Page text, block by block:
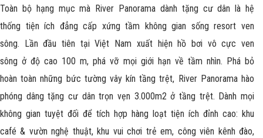
Toàn bộ hạng mục mà River Panorama dành tặng cư dân là hệ
thống tiện ích đẳng cấp xứng tầm không gian sống resort ven
sông. Lần đầu tiên tại Việt Nam xuất hiện hồ bơi vô cực ven
sông ở độ cao 100 m, phá vỡ mọi giới hạn về tầm nhìn. Phá bỏ
hoàn toàn những bức tường vây kín tầng trệt, River Panorama hào
phóng dâng tặng cư dân trọn vẹn 3.000m2 ở tầng trệt. Dành mọi
không gian tuyệt đối để tích hợp hàng loạt tiện ích đỉnh cao: khu
café & vườn nghệ thuật, khu vui chơi trẻ em, công viên kênh đào,